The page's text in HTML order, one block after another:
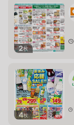
2枚
4枚